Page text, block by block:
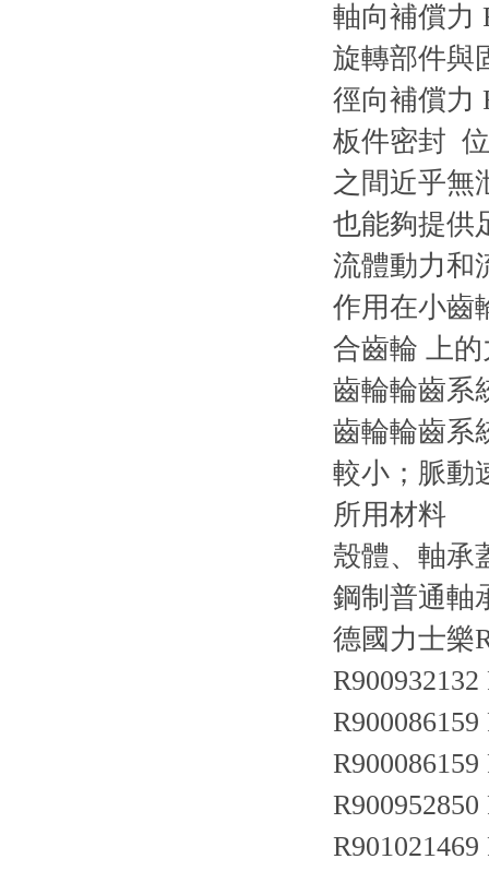
軸向補償力
旋轉部件與
徑向補償力
板件密封
之間近乎無
也能夠提供
流體動力和
作用在小齒
合齒輪 上
齒輪輪齒系
齒輪輪齒系
較小；脈動
所用材料
殼體、軸承
鋼制普通軸
德國力士樂